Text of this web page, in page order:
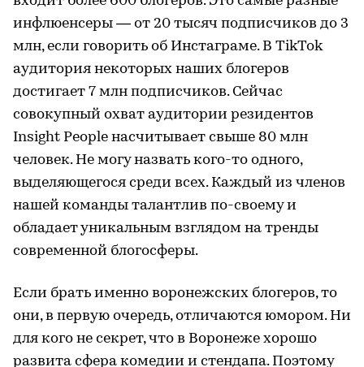
инфлюенсеры — от 20 тысяч подписчиков до 3
млн, если говорить об Инстаграме. В TikTok
аудитория некоторых наших блогеров
достигает 7 млн подписчиков. Сейчас
совокупный охват аудитории резидентов
Insight People насчитывает свыше 80 млн
человек. Не могу назвать кого-то одного,
выделяющегося среди всех. Каждый из членов
нашей команды талантлив по-своему и
обладает уникальным взглядом на тренды
современной блогосферы.
Если брать именно воронежских блогеров, то
они, в первую очередь, отличаются юмором. Ни
для кого не секрет, что в Воронеже хорошо
развита сфера комедии и стендапа. Поэтому